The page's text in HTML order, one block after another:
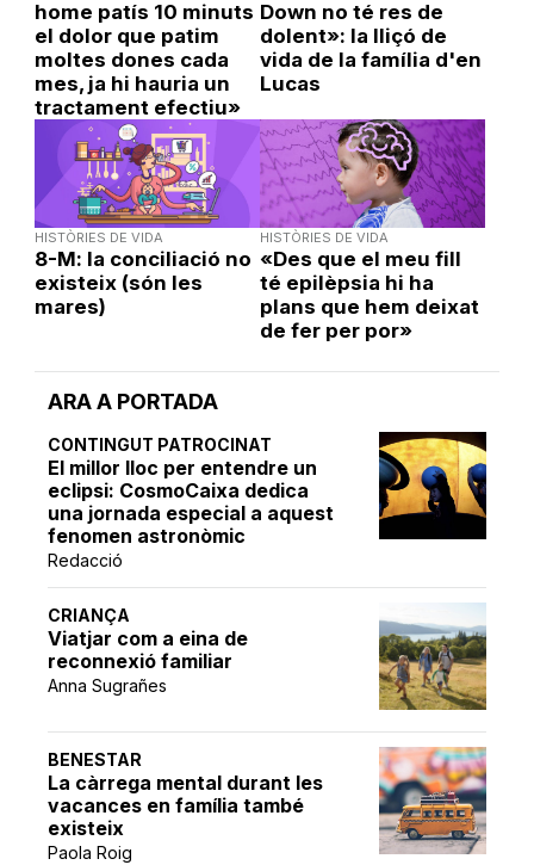
ARA A PORTADA
CONTINGUT PATROCINAT
El millor lloc per entendre un
eclipsi: CosmoCaixa dedica
una jornada especial a aquest
fenomen astronòmic
Redacció
CRIANÇA
Viatjar com a eina de
reconnexió familiar
Anna Sugrañes
BENESTAR
La càrrega mental durant les
vacances en família també
existeix
Paola Roig
home patís 10 minuts
el dolor que patim
moltes dones cada
mes, ja hi hauria un
tractament efectiu»
Down no té res de
dolent»: la lliçó de
vida de la família d'en
Lucas
HISTÒRIES DE VIDA
8-M: la conciliació no
existeix (són les
mares)
HISTÒRIES DE VIDA
«Des que el meu fill
té epilèpsia hi ha
plans que hem deixat
de fer per por»